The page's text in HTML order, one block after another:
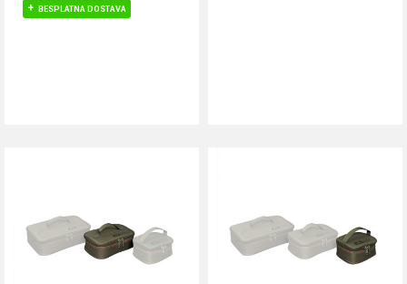
BESPLATNA DOSTAVA